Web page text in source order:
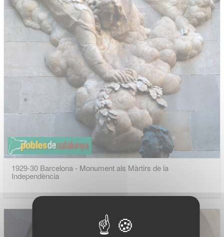
1929-30 Barcelona - Monument als Màrtirs de la
Independència